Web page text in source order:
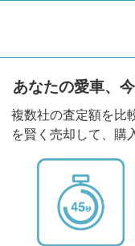
あなたの愛車、
複数社の査定額を比
を賢く売却して、購